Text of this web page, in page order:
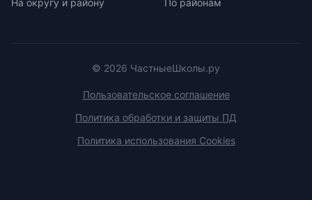
новый опыт, пройти серьезную
На округу и району
По районам
© 2026 ЧастныеШколы.ру
Пользовательское соглашение
Политика обработки и защиты ПД
Политика использования Cookies